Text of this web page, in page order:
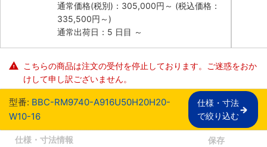
通常価格(税別)： 305,000円 ～ (税込価格：
335,500円 ～)
通常出荷日：5 日目 ～
こちらの商品は注文の受付を停止しております。ご迷惑をおか
けして申し訳ございません。
型番: BBC-RM9740-A916U50H20H20-
W10-16
仕様・寸法
で絞り込む
仕様・寸法情報 保存